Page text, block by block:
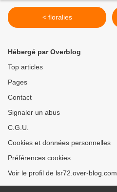
< floralies
Hébergé par Overblog
Top articles
Pages
Contact
Signaler un abus
C.G.U.
Cookies et données personnelles
Préférences cookies
Voir le profil de lsr72.over-